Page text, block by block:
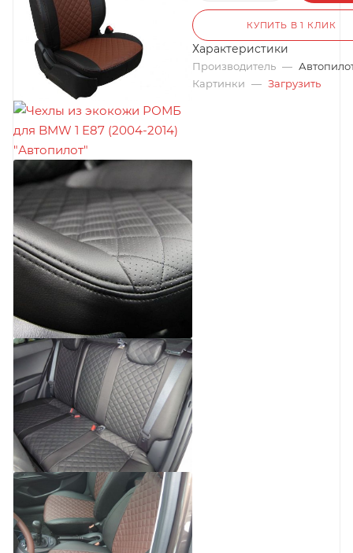
КУПИТЬ В 1 КЛИК
Характеристики
Производитель —
Картинки — Загрузить